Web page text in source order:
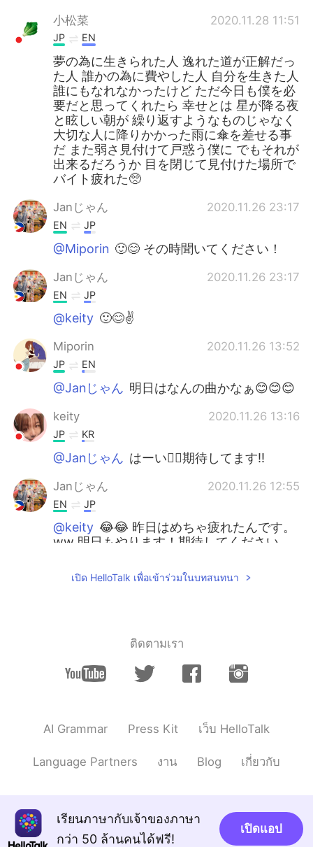
小松菜 2020.11.28 11:51
JP EN
夢の為に生きられた人 逸れた道が正解だっ
た人 誰かの為に費やした人 自分を生きた人
誰にもなれなかったけど ただ今日も僕を必
要だと思ってくれたら 幸せとは 星が降る夜
と眩しい朝が 繰り返すようなものじゃなく
大切な人に降りかかった雨に傘を差せる事
だ また弱さ見付けて戸惑う僕に でもそれが
出来るだろうか 目を閉じて見付けた場所で
バイト疲れた🥺
Janじゃん 2020.11.26 23:17
EN JP
@Miporin 🙂😊 その時聞いてください！
Janじゃん 2020.11.26 23:17
EN JP
@keity 🙂😊✌️
Miporin 2020.11.26 13:52
JP EN
@Janじゃん 明日はなんの曲かなぁ😊😊😊
keity 2020.11.26 13:16
JP KR
@Janじゃん はーい🙋‍♀️期待してます‼️
Janじゃん 2020.11.26 12:55
EN JP
@keity 😂😂 昨日はめちゃ疲れたんです。
ww 明日もやります！期待してください
keity 2020.11.26 12:44
も入れたかったんですが出遅れました笑 今
Janじゃん 2020.11.26 12:28
@keity👏👏わーい！🥰🥰 続けてくれてあ
เปิด HelloTalk เพื่อเข้าร่วมในบทสนทนา
ติดตามเรา
AI Grammar Press Kit เว็บ HelloTalk
Language Partners งาน Blog เกี่ยวกับ
เรียนภาษากับเจ้าของภาษา
กว่า 50 ล้านคนได้ฟรี!
เปิดแอป